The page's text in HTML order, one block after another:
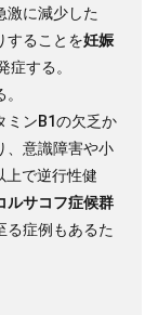
激に減少した
することを妊娠
症する。
ミンB1の欠乏か
、意識障害や小
上で逆行性健
ルサコフ症候群
る症例もあるた